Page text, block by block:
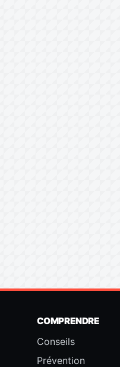
COMPRENDRE
Conseils
Prévention